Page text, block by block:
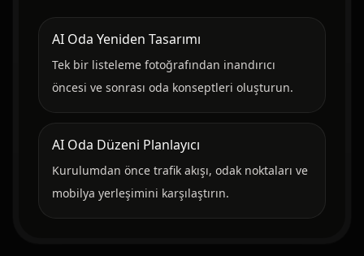
AI Oda Yeniden Tasarımı
Tek bir listeleme fotoğrafından inandırıcı
öncesi ve sonrası oda konseptleri oluşturun.
AI Oda Düzeni Planlayıcı
Kurulumdan önce trafik akışı, odak noktaları ve
mobilya yerleşimini karşılaştırın.